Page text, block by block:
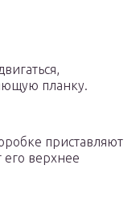
планку.
приставляют
верхнее